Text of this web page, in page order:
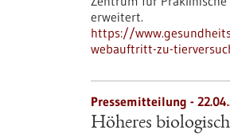
erweitert.
https://
webauftritt-zu-
Pressemitteilung -
Höheres